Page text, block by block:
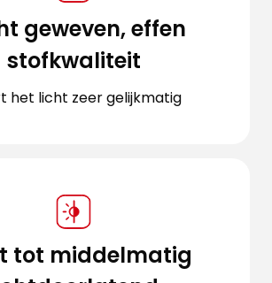
geweven, effen
stofkwaliteit
het licht zeer gelijkmatig
tot middelmatig